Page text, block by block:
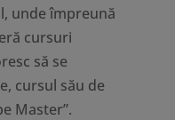
unde împreună
cursuri
să se
cursul său de
Master”.